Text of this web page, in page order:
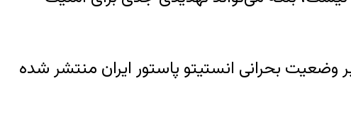
بر وضعیت بحرانی انستیتو پاستور ایران منتشر شده